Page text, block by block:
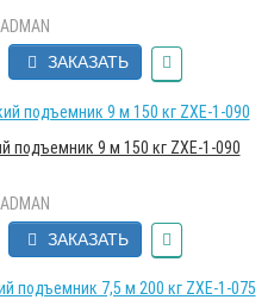
ЗАКАЗАТЬ
подъемник 9 м 150 кг ZXE-1-090
ЗАКАЗАТЬ